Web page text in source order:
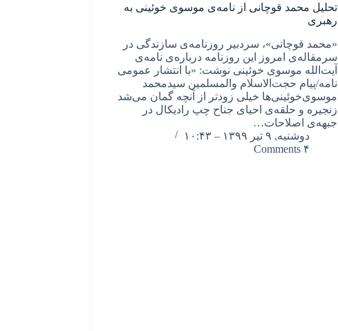
تحلیل محمد قوچانی از نامه‌ی موسوی خوئینی به
رهبری
«محمد قوچانی»، سردبیر روزنامه‌ی سازندگی در
سرمقاله‌ی امروز این روزنامه درباره‌ی نامه‌ی
آیت‌الله موسوی خوئینی نوشت: «با انتشار عمومی
نامه/پیام حجت‌الاسلام والمسلمین سیدمحمد
موسوی‌خوئینی‌ها خیلی زودتر از آنچه گمان می‌شد
زنجیره و حلقه‌ی احیای جناح چپ رادیکال در
جبهه‌ی اصلاحات…
دوشنبه, ۹ تیر ۱۳۹۹ – ۱۰:۴۳
۴ Comments